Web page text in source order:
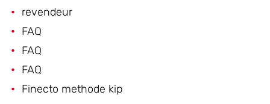
revendeur
FAQ
FAQ
FAQ
Finecto methode kip